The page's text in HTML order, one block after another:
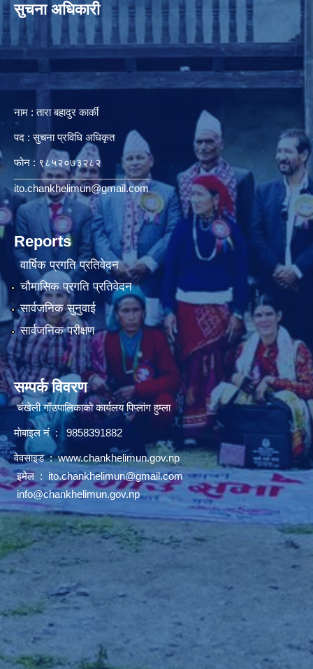
सुचना अधिकारी
नाम : तारा बहादुर कार्की
पद : सुचना प्रविधि अधिकृत
फोन : ९८५२०७३२८२
ito.chankhelimun@gmail.com
Reports
वार्षिक प्रगति प्रतिवेदन
चौमासिक प्रगति प्रतिवेदन
सार्वजनिक सुनुवाई
सार्वजनिक परीक्षण
सम्पर्क विवरण
चंखेली गाँउपालिकाकाे कार्यलय पिप्लांग हुम्ला
माेबाइल नं : 9858391882
वेवसाइड :www.chankhelimun.gov.np
इमेल : ito.chankhelimun@gmail.com
info@chankhelimun.gov.np